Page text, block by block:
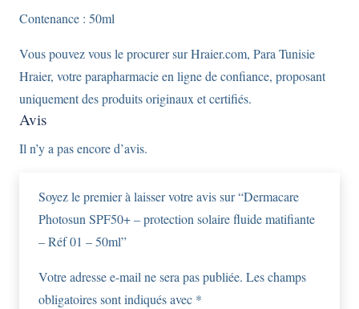
Contenance : 50ml
Vous pouvez vous le procurer sur Hraier.com, Para Tunisie
Hraier, votre parapharmacie en ligne de confiance, proposant
uniquement des produits originaux et certifiés.
Avis
Il n’y a pas encore d’avis.
Soyez le premier à laisser votre avis sur “Dermacare
Photosun SPF50+ – protection solaire fluide matifiante
– Réf 01 – 50ml”
Votre adresse e-mail ne sera pas publiée. Les champs
obligatoires sont indiqués avec *